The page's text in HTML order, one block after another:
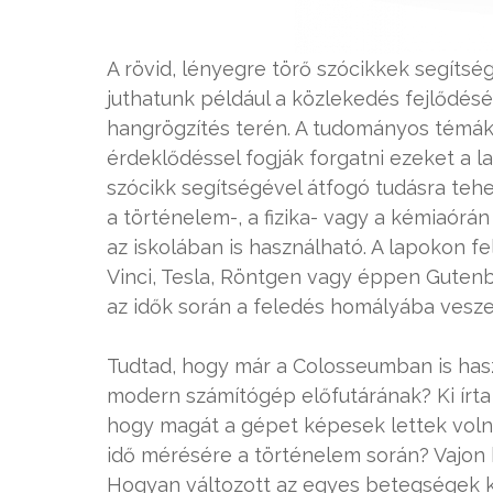
A rövid, lényegre törő szócikkek
juthatunk például a közlekedés
hangrögzítés terén. A tudományos
érdeklődéssel fogják forgatni ezeket a
szócikk segítségével átfogó tudásra
a történelem-, a fizika- vagy a
az iskolában is használható. A lapokon
Vinci, Tesla, Röntgen vagy éppen
az idők során a feledés homályába
Tudtad, hogy már a Colosseumban is
modern számítógép előfutárának? Ki
hogy magát a gépet képesek lettek
idő mérésére a történelem során?
Hogyan változott az egyes betegségek